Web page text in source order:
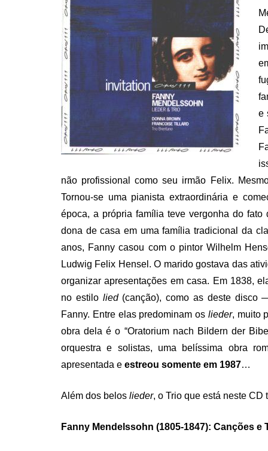
e
não profissional como seu irmão Felix.
Tornou-se uma pianista extraordinária e
época, a própria família teve vergonha do
dona de casa em uma família tradicional da
anos, Fanny casou com o pintor Wilhelm
Ludwig Felix Hensel. O marido gostava das
organizar apresentações em casa. Em 1838,
no estilo lied(canção), como as deste disco
Fanny. Entre elas predominam os lieder, muito
obra dela é o “Oratorium nach Bildern der
orquestra e solistas, uma belíssima obra
apresentada e estreou somente em 1987…
Além dos belos lieder, o Trio que está neste
Fanny Mendelssohn (1805-1847): Canções e